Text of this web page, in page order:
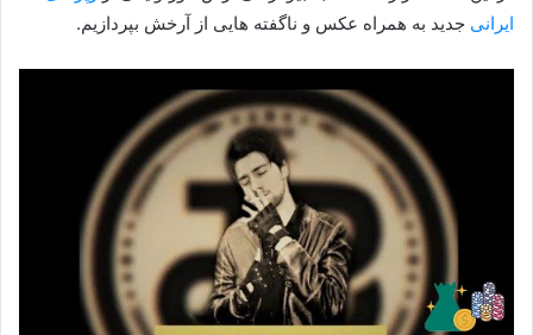
ایرانی جدید به همراه عکس و ناگفته هایی از آرخش بپردازیم.